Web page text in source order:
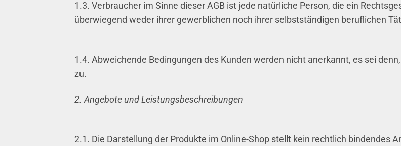
1.3. Verbraucher im Sinne dieser AGB ist jede natürliche Person, die ein
überwiegend weder ihrer gewerblichen noch ihrer selbstständigen beruflichen
1.4. Abweichende Bedingungen des Kunden werden nicht anerkannt, es sei
zu.
2. Angebote und Leistungsbeschreibungen
2.1. Die Darstellung der Produkte im Online-Shop stellt kein rechtlich bindendes